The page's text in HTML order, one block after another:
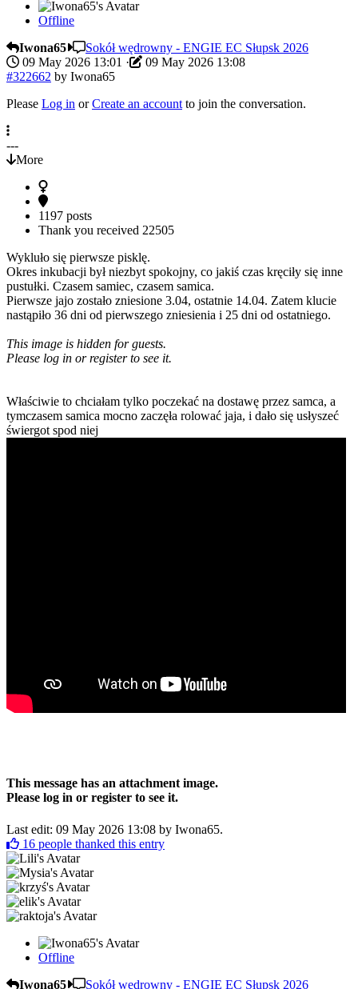
Offline
Iwona65
Sokół wędrowny - ENGIE EC Słupsk 2026
09 May 2026 13:01 ·
09 May 2026 13:08
#322662 by Iwona65
Please Log in orCreate an account to join the conversation.
---
More
1197 posts
Thank you received 22505
Wykluło się pierwsze pisklę.
Okres inkubacji był niezbyt spokojny, co jakiś czas kręciły się inne
pustułki. Czasem samiec, czasem samica.
Pierwsze jajo zostało zniesione 3.04, ostatnie 14.04. Zatem klucie
nastąpiło 36 dni od pierwszego zniesienia i 25 dni od ostatniego.
This image is hidden for guests.
Please log in or register to see it.
Właściwie to chciałam tylko poczekać na dostawę przez samca, a
tymczasem samica mocno zaczęła rolować jaja, i dało się usłyszeć
świergot spod niej
This message has an attachment image.
Please log in or register to see it.
Last edit: 09 May 2026 13:08 by Iwona65.
16 people thanked this entry
Offline
Iwona65
Sokół wędrowny - ENGIE EC Słupsk 2026